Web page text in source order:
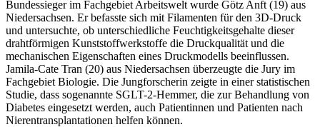
Bundessieger im Fachgebiet Arbeitswelt wurde Götz Anft (19) aus
Niedersachsen. Er befasste sich mit Filamenten für den 3D-Druck
und untersuchte, ob unterschiedliche Feuchtigkeitsgehalte dieser
drahtförmigen Kunststoffwerkstoffe die Druckqualität und die
mechanischen Eigenschaften eines Druckmodells beeinflussen.
Jamila-Cate Tran (20) aus Niedersachsen überzeugte die Jury im
Fachgebiet Biologie. Die Jungforscherin zeigte in einer statistischen
Studie, dass sogenannte SGLT-2-Hemmer, die zur Behandlung von
Diabetes eingesetzt werden, auch Patientinnen und Patienten nach
Nierentransplantationen helfen können.